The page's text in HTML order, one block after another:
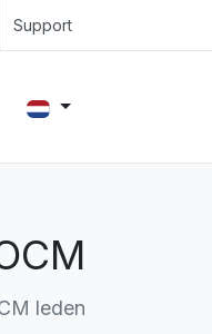
Support
leden